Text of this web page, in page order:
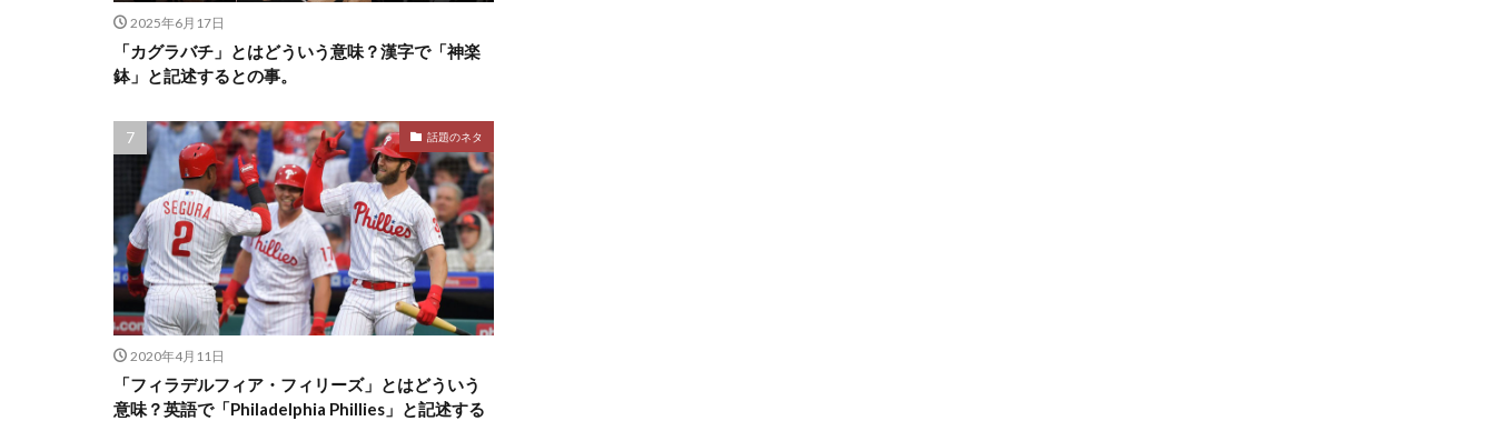
2025年6月17日
「カグラバチ」とはどういう意味？漢字で「神楽
鉢」と記述するとの事。
話題のネタ
2020年4月11日
「フィラデルフィア・フィリーズ」とはどういう
意味？英語で「Philadelphia Phillies」と記述する